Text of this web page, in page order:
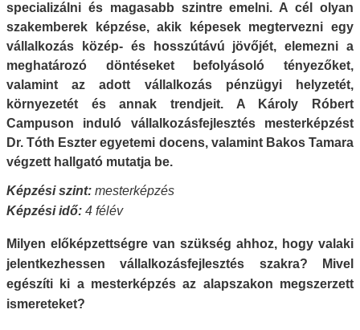
specializálni és magasabb szintre emelni. A cél olyan
szakemberek képzése, akik képesek megtervezni egy
vállalkozás közép- és hosszútávú jövőjét, elemezni a
meghatározó döntéseket befolyásoló tényezőket,
valamint az adott vállalkozás pénzügyi helyzetét,
környezetét és annak trendjeit. A Károly Róbert
Campuson induló vállalkozásfejlesztés mesterképzést
Dr. Tóth Eszter egyetemi docens, valamint Bakos Tamara
végzett hallgató mutatja be.
Képzési szint: mesterképzés
Képzési idő: 4 félév
Milyen előképzettségre van szükség ahhoz, hogy valaki
jelentkezhessen vállalkozásfejlesztés szakra? Mivel
egészíti ki a mesterképzés az alapszakon megszerzett
ismereteket?